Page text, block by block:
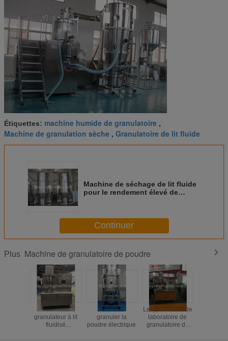
Étiquettes: machine humide de granulatoire ,
Machine de granulation sèche , Granulatoire de lit fluide
Machine de séchage de lit fluide
pour le rendement élevé de
Continuer
Plus Machine de granulatoire de poudre
Sécheur et
granulateur à lit
fluidisé
Machine à
granuler la
poudre électrique
Le type source de
laboratoire de
granulatoire de